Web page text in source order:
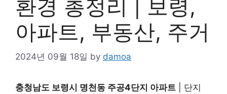
환경 총정리 | 보령,
아파트, 부동산, 주거
2024년 09월 18일 by damoa
충청남도 보령시 명천동 주공4단지 아파트 | 단지